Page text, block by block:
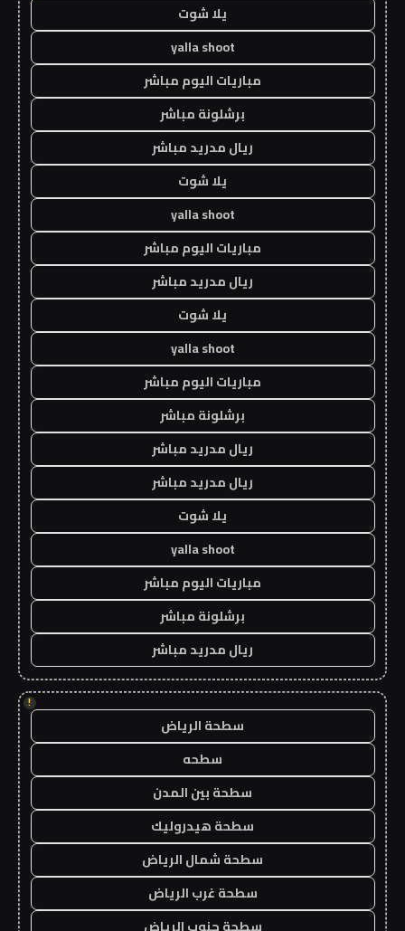
يلا شوت
yalla shoot
مباريات اليوم مباشر
برشلونة مباشر
ريال مدريد مباشر
يلا شوت
yalla shoot
مباريات اليوم مباشر
ريال مدريد مباشر
يلا شوت
yalla shoot
مباريات اليوم مباشر
برشلونة مباشر
ريال مدريد مباشر
ريال مدريد مباشر
يلا شوت
yalla shoot
مباريات اليوم مباشر
برشلونة مباشر
ريال مدريد مباشر
!
سطحة الرياض
سطحه
سطحة بين المدن
سطحة هيدروليك
سطحة شمال الرياض
سطحة غرب الرياض
سطحة جنوب الرياض